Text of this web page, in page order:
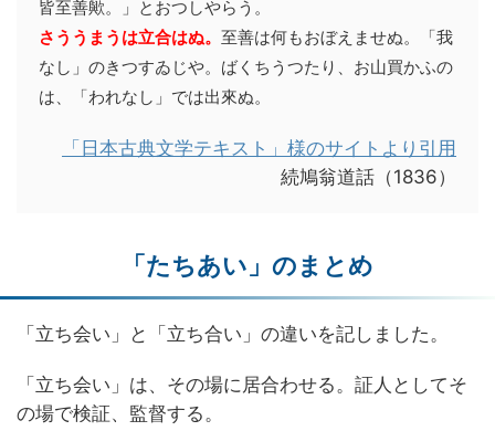
皆至善歟。」とおつしやらう。
さううまうは立合はぬ。 至善は何もおぼえませぬ。「我
なし」のきつすゐじや。ばくちうつたり、お山買かふの
は、「われなし」では出來ぬ。
「日本古典文学テキスト」様のサイトより引用
続鳩翁道話（1836）
「たちあい」のまとめ
「立ち会い」と「立ち合い」の違いを記しました。
「立ち会い」は、その場に居合わせる。証人としてそ
の場で検証、監督する。